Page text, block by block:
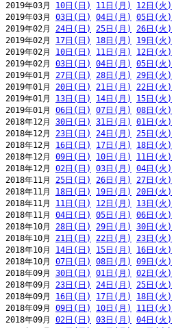
2019年03月 10日(日) 11日(月) 12日(火)
2019年03月 03日(日) 04日(月) 05日(火)
2019年02月 24日(日) 25日(月) 26日(火)
2019年02月 17日(日) 18日(月) 19日(火)
2019年02月 10日(日) 11日(月) 12日(火)
2019年02月 03日(日) 04日(月) 05日(火)
2019年01月 27日(日) 28日(月) 29日(火)
2019年01月 20日(日) 21日(月) 22日(火)
2019年01月 13日(日) 14日(月) 15日(火)
2019年01月 06日(日) 07日(月) 08日(火)
2018年12月 30日(日) 31日(月) 01日(火)
2018年12月 23日(日) 24日(月) 25日(火)
2018年12月 16日(日) 17日(月) 18日(火)
2018年12月 09日(日) 10日(月) 11日(火)
2018年12月 02日(日) 03日(月) 04日(火)
2018年11月 25日(日) 26日(月) 27日(火)
2018年11月 18日(日) 19日(月) 20日(火)
2018年11月 11日(日) 12日(月) 13日(火)
2018年11月 04日(日) 05日(月) 06日(火)
2018年10月 28日(日) 29日(月) 30日(火)
2018年10月 21日(日) 22日(月) 23日(火)
2018年10月 14日(日) 15日(月) 16日(火)
2018年10月 07日(日) 08日(月) 09日(火)
2018年09月 30日(日) 01日(月) 02日(火)
2018年09月 23日(日) 24日(月) 25日(火)
2018年09月 16日(日) 17日(月) 18日(火)
2018年09月 09日(日) 10日(月) 11日(火)
2018年09月 02日(日) 03日(月) 04日(火)